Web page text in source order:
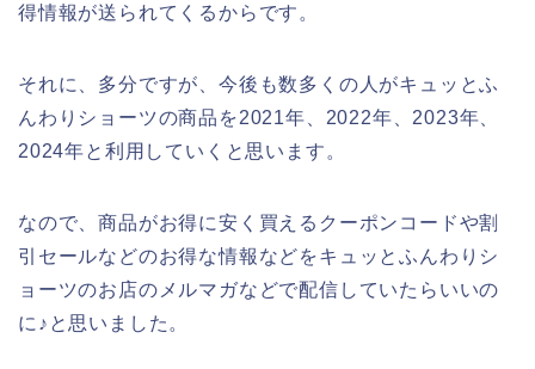
得情報が送られてくるからです。
それに、多分ですが、今後も数多くの人がキュッとふ
んわりショーツの商品を2021年、2022年、2023年、
2024年と利用していくと思います。
なので、商品がお得に安く買えるクーポンコードや割
引セールなどのお得な情報などをキュッとふんわりシ
ョーツのお店のメルマガなどで配信していたらいいの
に♪と思いました。